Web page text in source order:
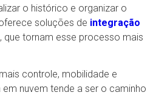
o histórico e organizar o
soluções de integração
, que tornam esse processo mais
controle, mobilidade e
nuvem tende a ser o caminho